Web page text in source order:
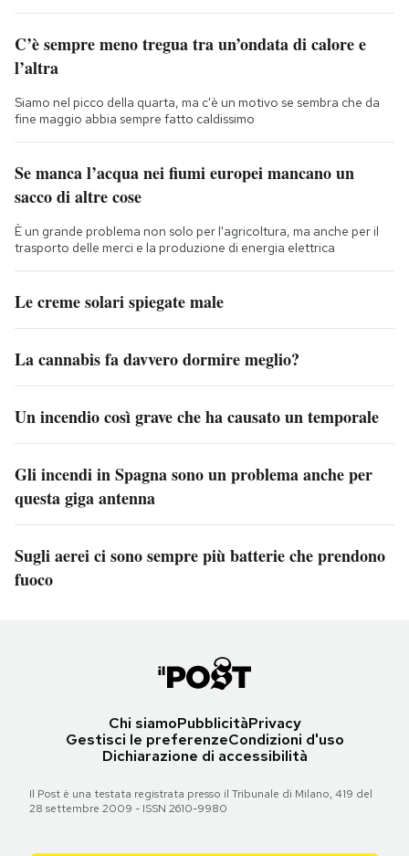
C’è sempre meno tregua tra un’ondata di calore e
l’altra
Siamo nel picco della quarta, ma c'è un motivo se sembra che da
fine maggio abbia sempre fatto caldissimo
Se manca l’acqua nei fiumi europei mancano un
sacco di altre cose
È un grande problema non solo per l'agricoltura, ma anche per il
trasporto delle merci e la produzione di energia elettrica
Le creme solari spiegate male
La cannabis fa davvero dormire meglio?
Un incendio così grave che ha causato un temporale
Gli incendi in Spagna sono un problema anche per
questa giga antenna
Sugli aerei ci sono sempre più batterie che prendono
fuoco
Chi siamoPubblicitàPrivacy
Gestisci le preferenzeCondizioni d'uso
Dichiarazione di accessibilità
Il Post è una testata registrata presso il Tribunale di Milano, 419 del
28 settembre 2009 - ISSN 2610-9980